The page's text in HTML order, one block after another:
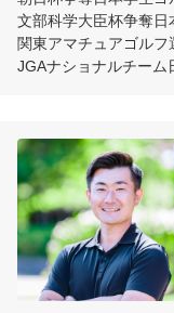
文部科学大臣杯争奪
関東アマチュアゴルフ
JGAナショナルチーム